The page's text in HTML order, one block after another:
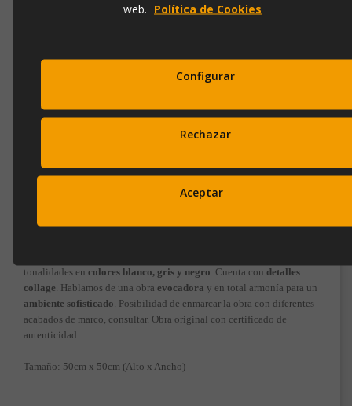
Compártelo:
Obra original "ABSTRACTA III" del pintorJaime Jurado. Pintura
tonalidades en colores blanco, gris y negro. Cuenta con detalles
collage. Hablamos de una obra evocadora y en total armonía para un
ambiente sofisticado. Posibilidad de enmarcar la obra con diferentes
acabados de marco, consultar. Obra original con certificado de
autenticidad.
Tamaño: 50cm x 50cm (Alto x Ancho)
y disfruta de un 10% de
descuento en tu primera compra.
Entérate antes que nadie de nuestras novedades y promociones
web. Política de Cookies
Configurar
Rechazar
Aceptar